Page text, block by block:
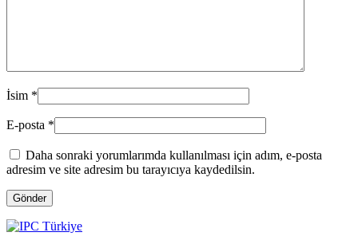
İsim *
E-posta *
Daha sonraki yorumlarımda kullanılması için adım, e-posta
adresim ve site adresim bu tarayıcıya kaydedilsin.
Gönder